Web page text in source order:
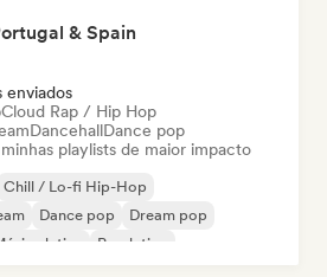
& Spain
enviados
Cloud Rap / Hip Hop
DancehallDance pop
playlists de maior impacto
Chill / Lo-fi Hip-Hop
Dance pop
Dream pop
latina Pop latino